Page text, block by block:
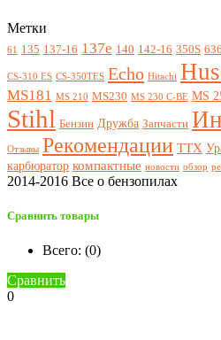
Метки
61 135 137-16 137e 140 142-16 350S 636
CS-310 ES CS-350TES Echo Hitachi
MS181 MS 210 MS230 MS 230 C-BE MS
Stihl Бензин Дружба Запчасти
Отзывы Рекомендации ТТХ
карбюратор компактные новости обзор
2014-2016 Все о бензопилах
Сравнить товары
Всего: (0)
Сравнить
0